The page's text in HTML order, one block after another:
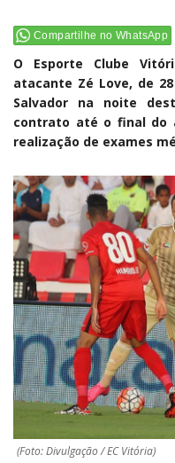
Compartilhe no WhatsApp
O Esporte Clube
atacante Zé Love, de
Salvador na noite
contrato até o final do
realização de exames
(Foto: Divulgação / EC Vitória)